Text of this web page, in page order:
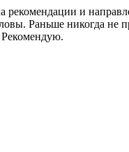
и
Раньше никогда не
Рекомендую.